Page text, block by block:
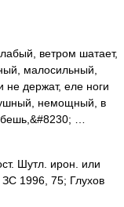
ветром шатает,
малосильный,
не держат, еле ноги
немощный, в
…
Шутл. ирон. или
1996, 75; Глухов